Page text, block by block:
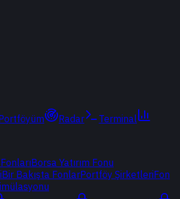
Radar
Terminal
Borsa Yatırım Fonu
Bir Bakışta FonlarPortföy ŞirketleriFon